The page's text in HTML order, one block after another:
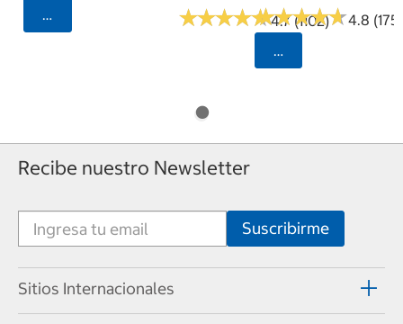
Seleccionar Código Postal
★★★★★
★★★★★4.7 (1102)
★★★★★
★★★★★4.8 (175)
Seleccionar
Recibe nuestro Newsletter
Sitios Internacionales